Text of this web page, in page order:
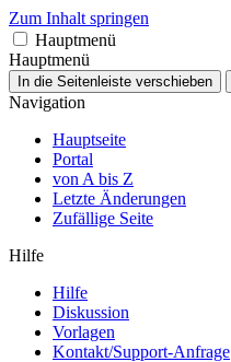
Zum Inhalt springen
Hauptmenü
Hauptmenü
In die Seitenleiste verschieben
Navigation
Hauptseite
Portal
von A bis Z
Letzte Änderungen
Zufällige Seite
Hilfe
Hilfe
Diskussion
Vorlagen
Kontakt/Support-Anfrage